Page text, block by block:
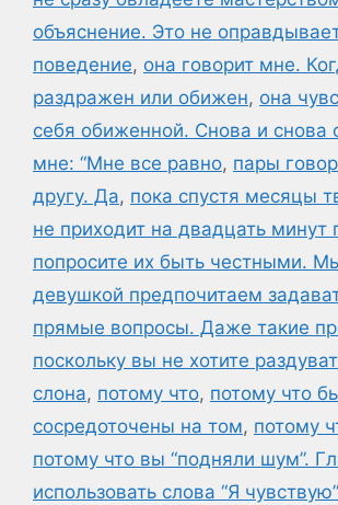
объяснение. Это не
поведение, она говорит мне.
раздражен или обижен, она
себя обиженной. Снова и снова
мне: “Мне все равно, пары
другу. Да, пока спустя месяцы
не приходит на двадцать минут
попросите их быть честными.
девушкой предпочитаем
прямые вопросы. Даже такие
поскольку вы не хотите
слона, потому что, потому что
сосредоточены на том, потому
потому что вы “подняли шум”.
использовать слова “Я